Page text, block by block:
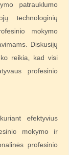
patrauklumo
technologinių
mokymo
Diskusijų
reikia, kad visi
profesinio
efektyvius
mokymo ir
profesinio